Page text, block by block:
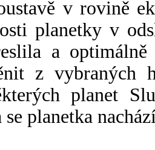
v rovině
planetky v
a
z vybraných
planet
se planetka